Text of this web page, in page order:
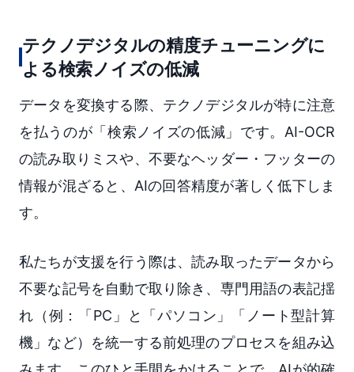
テクノデジタルの精度チューニングに
よる検索ノイズの低減
データを変換する際、テクノデジタルが特に注意
を払うのが「検索ノイズの低減」です。AI-OCR
の読み取りミスや、不要なヘッダー・フッターの
情報が混ざると、AIの回答精度が著しく低下しま
す。
私たちが支援を行う際は、読み取ったデータから
不要な記号を自動で取り除き、専門用語の表記揺
れ（例：「PC」と「パソコン」「ノート型計算
機」など）を統一する前処理のプロセスを組み込